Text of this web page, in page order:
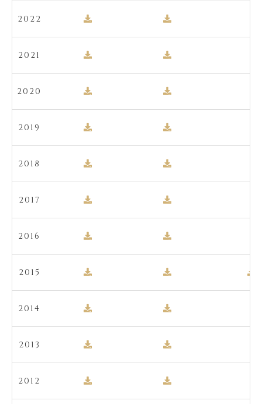
2022
2021
2020
2019
2018
2017
2016
2015
2014
2013
2012